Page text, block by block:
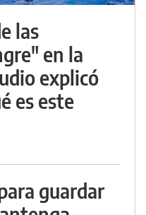
las
en la
explicó
es este
guardar